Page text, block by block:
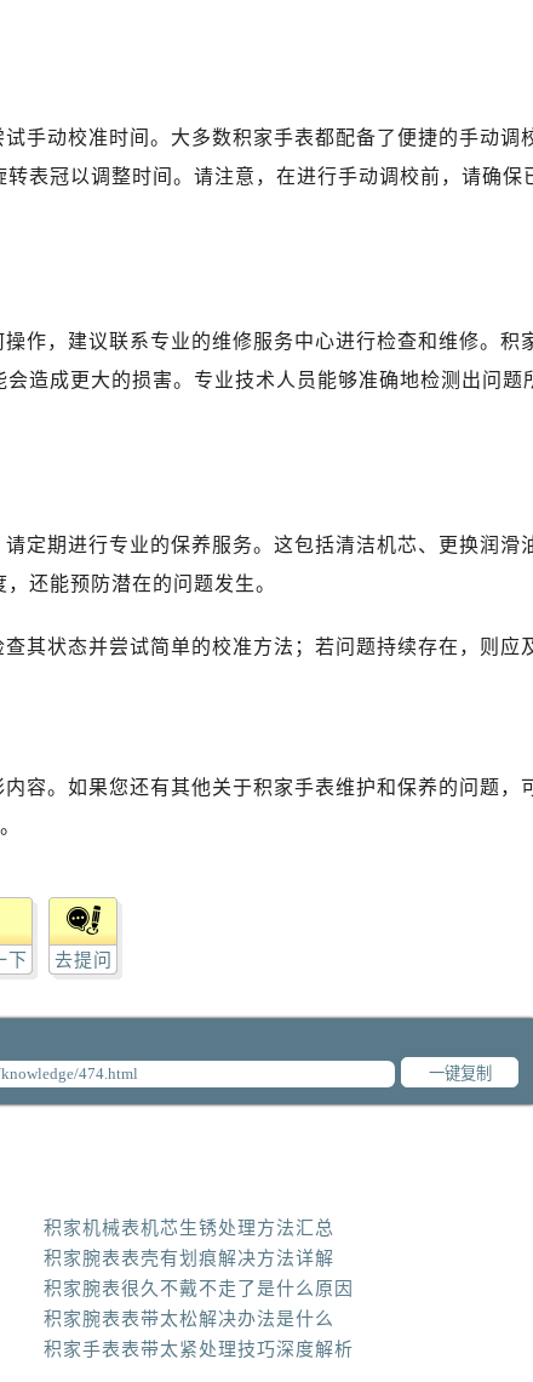
手动校准时间。大多数积家手表都配备了便捷的手动调
表冠以调整时间。请注意，在进行手动调校前，请确保
作，建议联系专业的维修服务中心进行检查和维修。积
造成更大的损害。专业技术人员能够准确地检测出问题
定期进行专业的保养服务。这包括清洁机芯、更换润滑
还能预防潜在的问题发生。
其状态并尝试简单的校准方法；若问题持续存在，则应
内容。如果您还有其他关于积家手表维护和保养的问题，
下 去提问
一键复制
积家机械表机芯生锈处理方法汇总
积家腕表表壳有划痕解决方法详解
积家腕表很久不戴不走了是什么原因
积家腕表表带太松解决办法是什么
积家手表表带太紧处理技巧深度解析